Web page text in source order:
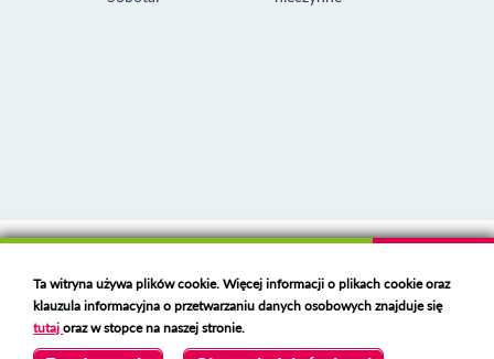
Deklaracja dostępności
Polski serwer RBLhttps://polspam.pl/
Copyright 2023 Urząd Miejski w Opolu Lubelskim
Ta witryna używa plików cookie. Więcej informacji o plikach cookie oraz
klauzula informacyjna o przetwarzaniu danych osobowych znajduje się
tutajoraz w stopce na naszej stronie.